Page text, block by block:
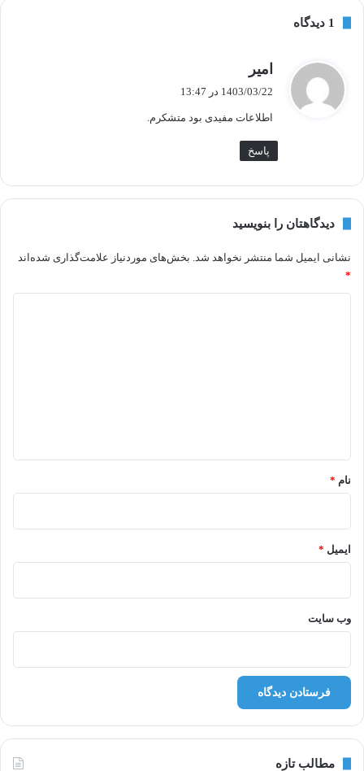
1 دیدگاه
امیر
:
1403/03/22 در 13:47
اطلاعات مفیدی بود متشکرم.
پاسخ
دیدگاهتان را بنویسید
نشانی ایمیل شما منتشر نخواهد شد. بخش‌های موردنیاز علامت‌گذاری شده‌اند
*
نام *
ایمیل *
وب‌ سایت
مطالب تازه